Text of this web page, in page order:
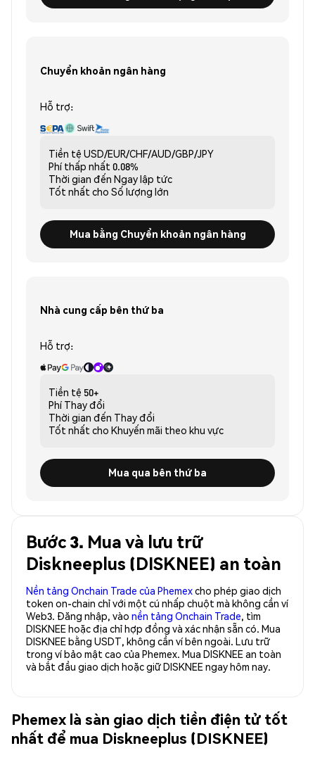
Chuyển khoản ngân hàng
Hỗ trợ:
Tiền tệ USD/EUR/CHF/AUD/GBP/JPY
Phí thấp nhất 0.08%
Thời gian đến Ngay lập tức
Tốt nhất cho Số lượng lớn
Mua bằng Chuyển khoản ngân hàng
Nhà cung cấp bên thứ ba
Hỗ trợ:
Tiền tệ 50+
Phí Thay đổi
Thời gian đến Thay đổi
Tốt nhất cho Khuyến mãi theo khu vực
Mua qua bên thứ ba
Bước 3. Mua và lưu trữ
Diskneeplus (DISKNEE) an toàn
Nền tảng Onchain Trade của Phemexcho phép giao dịch
token on-chain chỉ với một cú nhấp chuột mà không cần ví
Web3. Đăng nhập, vào nền tảng Onchain Trade, tìm
DISKNEE hoặc địa chỉ hợp đồng và xác nhận sẵn có. Mua
DISKNEE bằng USDT, không cần ví bên ngoài. Lưu trữ
trong ví bảo mật cao của Phemex. Mua DISKNEE an toàn
và bắt đầu giao dịch hoặc giữ DISKNEE ngay hôm nay.
Phemex là sàn giao dịch tiền điện tử tốt
nhất để mua Diskneeplus (DISKNEE)